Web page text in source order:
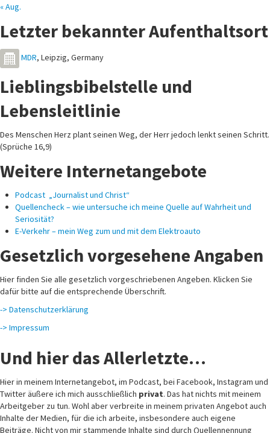
« Aug.
Letzter bekannter Aufenthaltsort
MDR, Leipzig, Germany
Lieblingsbibelstelle und
Lebensleitlinie
Des Menschen Herz plant seinen Weg, der Herr jedoch lenkt seinen Schritt.
(Sprüche 16,9)
Weitere Internetangebote
Podcast „Journalist und Christ“
Quellencheck – wie untersuche ich meine Quelle auf Wahrheit und
Seriosität?
E-Verkehr – mein Weg zum und mit dem Elektroauto
Gesetzlich vorgesehene Angaben
Hier finden Sie alle gesetzlich vorgeschriebenen Angeben. Klicken Sie
dafür bitte auf die entsprechende Überschrift.
-> Datenschutzerklärung
-> Impressum
Und hier das Allerletzte…
Hier in meinem Internetangebot, im Podcast, bei Facebook, Instagram und
Twitter äußere ich mich ausschließlich privat. Das hat nichts mit meinem
Arbeitgeber zu tun. Wohl aber verbreite in meinem privaten Angebot auch
Inhalte der Medien, für die ich arbeite, insbesondere auch eigene
Beiträge. Nicht von mir stammende Inhalte sind durch Quellennennung